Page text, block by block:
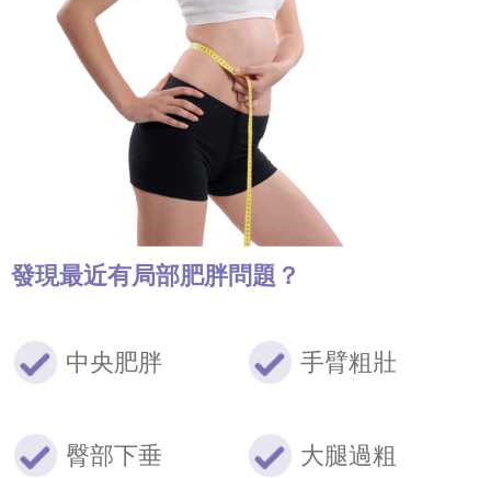
發現最近有局部肥胖問題？
中央肥胖 手臂粗壯
臀部下垂 大腿過粗